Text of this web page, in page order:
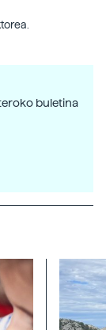
buletina